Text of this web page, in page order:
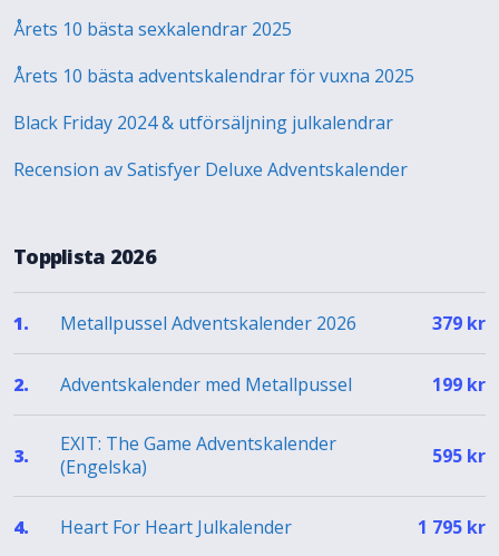
Årets 10 bästa sexkalendrar 2025
Årets 10 bästa adventskalendrar för vuxna 2025
Black Friday 2024 & utförsäljning julkalendrar
Recension av Satisfyer Deluxe Adventskalender
Topplista 2026
1. Metallpussel Adventskalender 2026 379 kr
2. Adventskalender med Metallpussel 199 kr
3.
EXIT: The Game Adventskalender
(Engelska)
595 kr
4. Heart For Heart Julkalender 1 795 kr